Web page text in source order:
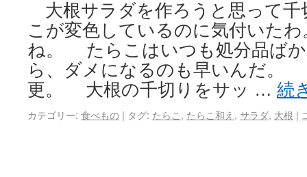
大根サラダを作ろうと思って千
こが変色しているのに気付いた
ね。 たらこはいつも処分品ば
ら、ダメになるのも早いんだ。
更。 大根の千切りをサッ … 続
カテゴリー: 食べもの | タグ: たらこ , たらこ和え , サラダ, 大根 |